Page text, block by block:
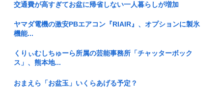
高市早苗、また経歴にウソが判明
GACKTや小沢仁志に「セリフが聞き取れない」 日本語作品を
字幕...
【衝撃】トラックの運ちゃん御用達ターミナル食堂のオムライ
スが強す...
交通費が高すぎてお盆に帰省しない一人暮らしが増加
ヤマダ電機の激安PBエアコン『RIAIR』、オプションに製氷
機能...
くりぃむしちゅーら所属の芸能事務所「チャッターボック
ス」、熊本地...
おまえら「お盆玉」いくらあげる予定？